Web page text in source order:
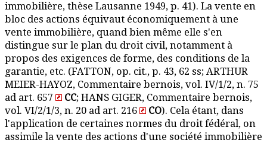
immobilière, thèse Lausanne 1949, p. 41). La vente en
bloc des actions équivaut économiquement à une
vente immobilière, quand bien même elle s'en
distingue sur le plan du droit civil, notamment à
propos des exigences de forme, des conditions de la
garantie, etc. (FATTON, op. cit., p. 43, 62 ss; ARTHUR
MEIER-HAYOZ, Commentaire bernois, vol. IV/1/2, n. 75
ad art. 657
CC; HANS GIGER, Commentaire bernois,
vol. VI/2/1/3, n. 20 ad art. 216
CO). Cela étant, dans
l'application de certaines normes du droit fédéral, on
assimile la vente des actions d'une société immobilière